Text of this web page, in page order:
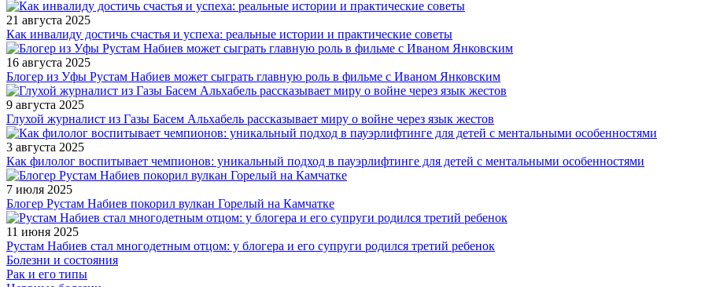
21 августа 2025
Как инвалиду достичь счастья и успеха: реальные истории и практические советы
16 августа 2025
Блогер из Уфы Рустам Набиев может сыграть главную роль в фильме с Иваном Янковским
9 августа 2025
Глухой журналист из Газы Басем Альхабель рассказывает миру о войне через язык жестов
3 августа 2025
Как филолог воспитывает чемпионов: уникальный подход в пауэрлифтинге для детей с ментальными особенностями
7 июля 2025
Блогер Рустам Набиев покорил вулкан Горелый на Камчатке
11 июня 2025
Рустам Набиев стал многодетным отцом: у блогера и его супруги родился третий ребенок
Болезни и состояния
Рак и его типы